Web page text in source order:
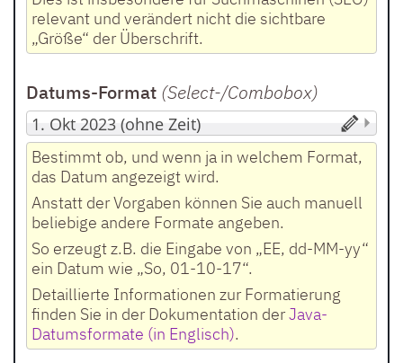
relevant und verändert nicht die sichtbare
„Größe“ der Überschrift.
Datums-Format (Select-/Combobox)
Bestimmt ob, und wenn ja in welchem Format,
das Datum angezeigt wird.
Anstatt der Vorgaben können Sie auch manuell
beliebige andere Formate angeben.
So erzeugt z.B. die Eingabe von „EE, dd-MM-yy“
ein Datum wie „So, 01-10-17“.
Detaillierte Informationen zur Formatierung
finden Sie in der Dokumentation derJava-
Datumsformate (in Englisch).